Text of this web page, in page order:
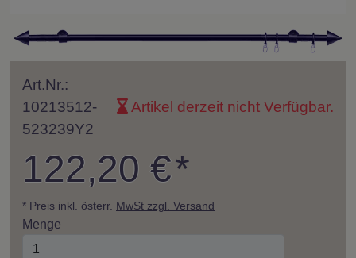
Art.Nr.:
10213512-
523239Y2
Artikel derzeit nicht Verfügbar.
122,20 €*
* Preis inkl. österr. MwSt zzgl. Versand
Menge